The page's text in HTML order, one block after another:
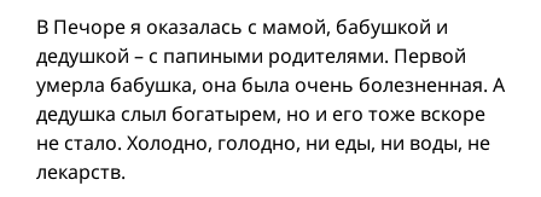
В Печоре я оказалась с мамой, бабушкой и
дедушкой – с папиными родителями. Первой
умерла бабушка, она была очень болезненная. А
дедушка слыл богатырем, но и его тоже вскоре
не стало. Холодно, голодно, ни еды, ни воды, не
лекарств.